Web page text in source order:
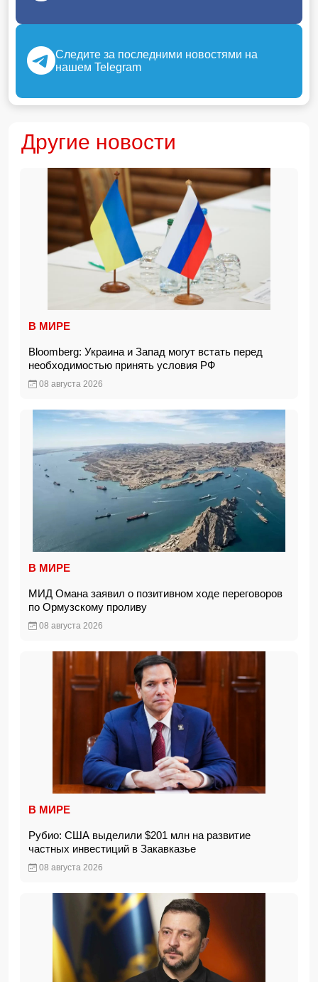
Следите за последними новостями на
нашем Telegram
Другие новости
В МИРЕ
Bloomberg: Украина и Запад могут встать перед
необходимостью принять условия РФ
08 августа 2026
В МИРЕ
МИД Омана заявил о позитивном ходе переговоров
по Ормузскому проливу
08 августа 2026
В МИРЕ
Рубио: США выделили $201 млн на развитие
частных инвестиций в Закавказье
08 августа 2026